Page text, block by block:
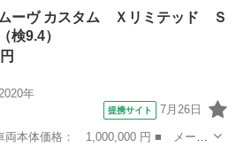
量： 660cc ■ ドア枚数： 5D ■ ...
ーヴ カスタム Ｘリミテッド Ｓ
検9.4）
2020年
提携サイト 7月26日